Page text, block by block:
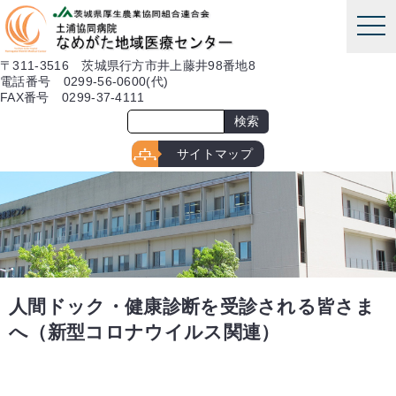
本文へ
〒311-3516 茨城県行方市井上藤井98番地8
電話番号 0299-56-0600(代)
FAX番号 0299-37-4111
サイトマップ
人間ドック・健康診断を受診される皆さま
へ（新型コロナウイルス関連）